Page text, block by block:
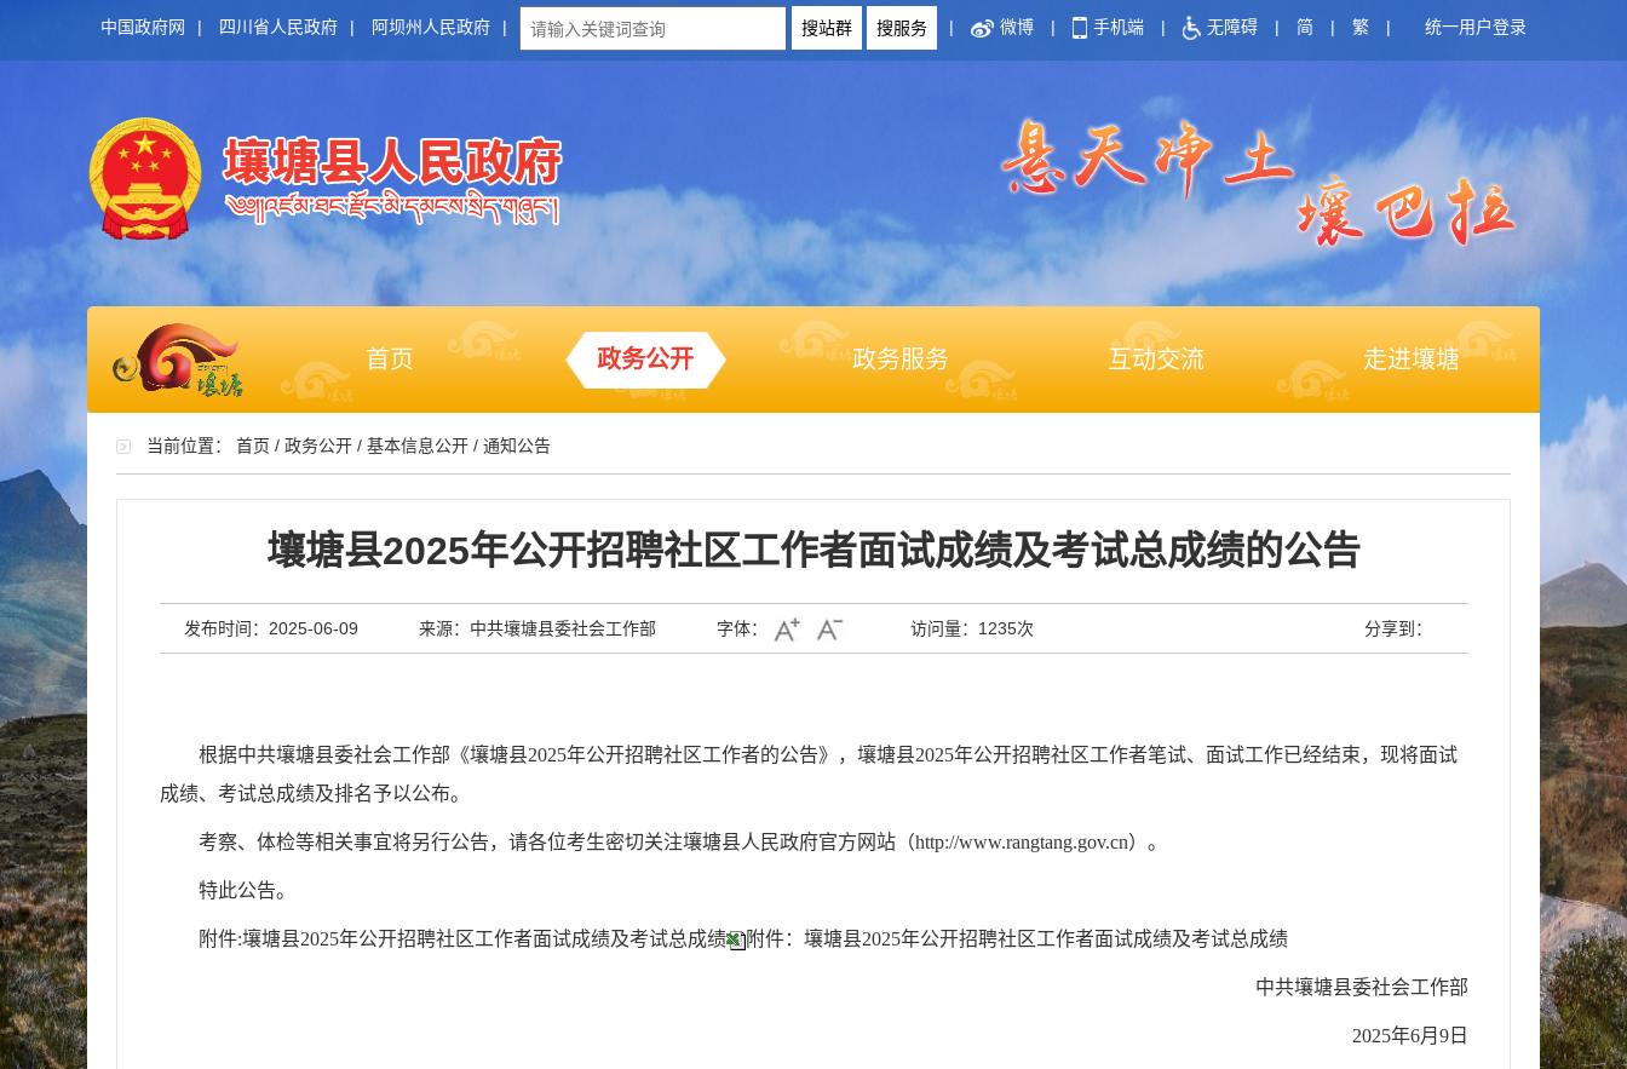
中国政府网 | 四川省人民政府 | 阿坝州人民政府 | | 微博 | 手机端 | 无障碍 | 简 | 繁 | 统一用户登录
首页 政务公开 政务服务 互动交流 走进壤塘
当前位置： 首页 / 政务公开 / 基本信息公开 / 通知公告
壤塘县2025年公开招聘社区工作者面试成绩及考试总成绩的公告
发布时间：2025-06-09 来源：中共壤塘县委社会工作部 字体： 访问量： 1235次 分享到：
根据中共壤塘县委社会工作部《壤塘县2025年公开招聘社区工作者的公告》，壤塘县2025年公开招聘社区工作者笔试、面试工作已经结束，现将面试
成绩、考试总成绩及排名予以公布。
考察、体检等相关事宜将另行公告，请各位考生密切关注壤塘县人民政府官方网站（http://www.rangtang.gov.cn）。
特此公告。
附件:壤塘县2025年公开招聘社区工作者面试成绩及考试总成绩 附件：壤塘县2025年公开招聘社区工作者面试成绩及考试总成绩
中共壤塘县委社会工作部
2025年6月9日